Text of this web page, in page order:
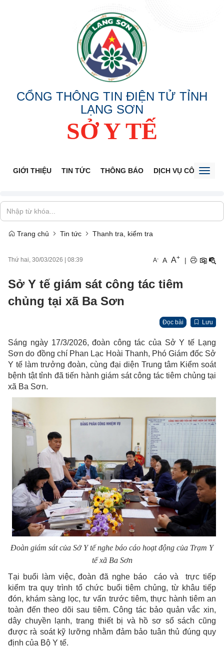
CỔNG THÔNG TIN ĐIỆN TỬ TỈNH
LẠNG SƠN
SỞ Y TẾ
GIỚI THIỆU TIN TỨC THÔNG BÁO DỊCH VỤ CÔNG
Trang chủ Tin tức Thanh tra, kiểm tra
Thứ hai, 30/03/2026 08:39 A- A A+ |
Sở Y tế giám sát công tác tiêm
chủng tại xã Ba Sơn
Đọc bài Lưu
Sáng ngày 17/3/2026, đoàn công tác của Sở Y tế Lạng
Sơn do đồng chí Phan Lạc Hoài Thanh, Phó Giám đốc Sở
Y tế làm trưởng đoàn, cùng đại diện Trung tâm Kiểm soát
bệnh tật tỉnh đã tiến hành giám sát công tác tiêm chủng tại
xã Ba Sơn.
Đoàn giám sát của Sở Y tế nghe báo cáo hoạt động của Trạm Y
tế xã Ba Sơn
Tại buổi làm việc, đoàn đã nghe báo cáo và trực tiếp
kiểm tra quy trình tổ chức buổi tiêm chủng, từ khâu tiếp
đón, khám sàng lọc, tư vấn trước tiêm, thực hành tiêm an
toàn đến theo dõi sau tiêm. Công tác bảo quản vắc xin,
dây chuyền lạnh, trang thiết bị và hồ sơ sổ sách cũng
được rà soát kỹ lưỡng nhằm đảm bảo tuân thủ đúng quy
định của Bộ Y tế.